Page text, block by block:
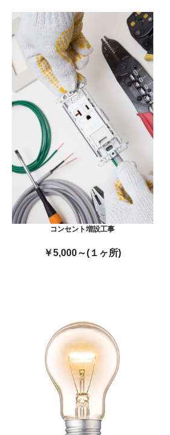
コンセント増設工事
￥5,000～(１ヶ所)